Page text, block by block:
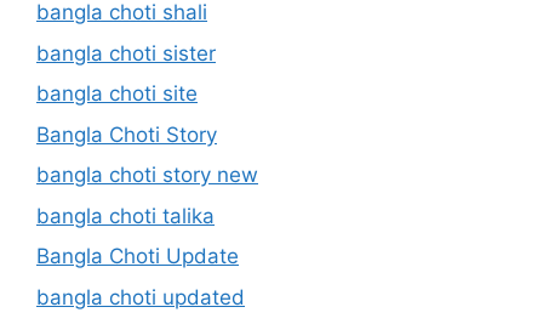
bangla choti shali
bangla choti sister
bangla choti site
Bangla Choti Story
bangla choti story new
bangla choti talika
Bangla Choti Update
bangla choti updated